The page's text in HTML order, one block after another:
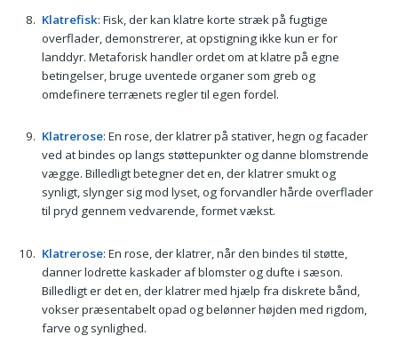
Klatrefisk: Fisk, der kan klatre korte stræk på fugtige
overflader, demonstrerer, at opstigning ikke kun er for
landdyr. Metaforisk handler ordet om at klatre på egne
betingelser, bruge uventede organer som greb og
omdefinere terrænets regler til egen fordel.
Klatrerose: En rose, der klatrer på stativer, hegn og facader
ved at bindes op langs støttepunkter og danne blomstrende
vægge. Billedligt betegner det en, der klatrer smukt og
synligt, slynger sig mod lyset, og forvandler hårde overflader
til pryd gennem vedvarende, formet vækst.
Klatrerose: En rose, der klatrer, når den bindes til støtte,
danner lodrette kaskader af blomster og dufte i sæson.
Billedligt er det en, der klatrer med hjælp fra diskrete bånd,
vokser præsentabelt opad og belønner højden med rigdom,
farve og synlighed.